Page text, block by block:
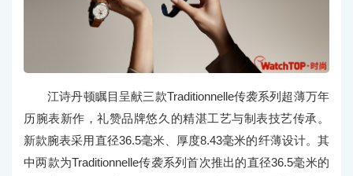
江诗丹顿瞩目呈献三款Traditionnelle传袭系列超薄万年
历腕表新作，礼赞品牌悠久的精湛工艺与制表技艺传承。
新款腕表采用直径36.5毫米、厚度8.43毫米的纤薄设计。其
中两款为Traditionnelle传袭系列首次推出的直径36.5毫米的